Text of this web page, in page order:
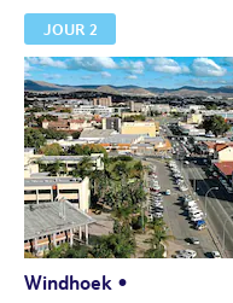
JOUR 2
Windhoek •